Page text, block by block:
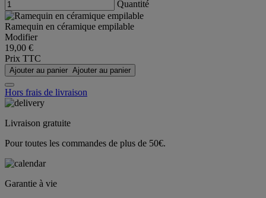
Quantité
Ramequin en céramique empilable
Modifier
19,00 €
Prix TTC
Ajouter au panier Ajouter au panier
Hors frais de livraison
Livraison gratuite
Pour toutes les commandes de plus de 50€.
Garantie à vie